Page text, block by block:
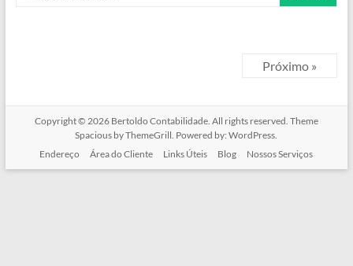
Próximo »
Copyright © 2026 Bertoldo Contabilidade. All rights reserved. Theme
Spacious by ThemeGrill. Powered by:WordPress.
Endereço
Área do Cliente Links Úteis Blog Nossos Serviços